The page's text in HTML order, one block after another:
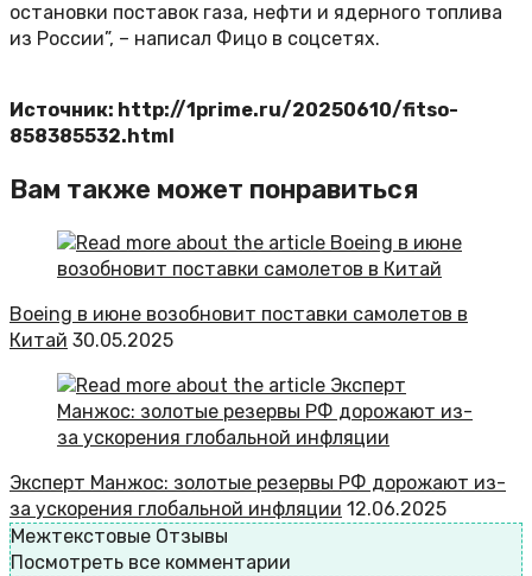
остановки поставок газа, нефти и ядерного топлива
из России”, – написал Фицо в соцсетях.
Источник: http://1prime.ru/20250610/fitso-
858385532.html
Вам также может понравиться
Boeing в июне возобновит поставки самолетов в
Китай 30.05.2025
Эксперт Манжос: золотые резервы РФ дорожают из-
за ускорения глобальной инфляции 12.06.2025
Межтекстовые Отзывы
Посмотреть все комментарии